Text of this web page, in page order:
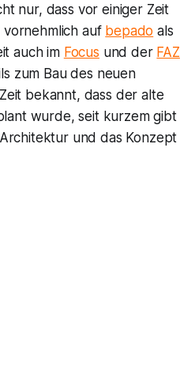
nur, dass vor einiger Zeit
auf bepado als
auch im Focus und der FAZ
zum Bau des neuen
bekannt, dass der alte
wurde, seit kurzem gibt
und das Konzept